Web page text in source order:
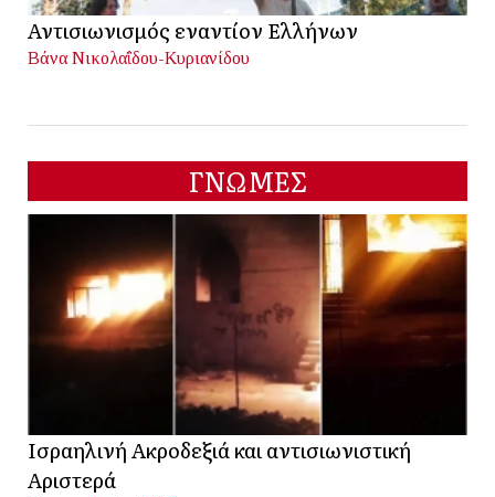
Αντισιωνισμός εναντίον Ελλήνων
Βάνα Νικολαΐδου-Κυριανίδου
ΓΝΩΜΕΣ
Ισραηλινή Ακροδεξιά και αντισιωνιστική
Αριστερά